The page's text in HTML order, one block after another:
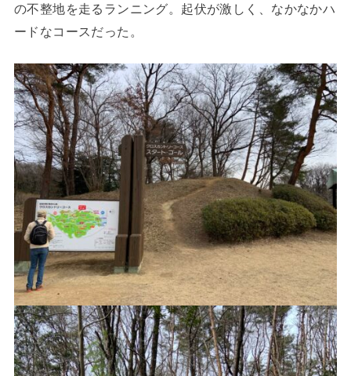
の不整地を走るランニング。起伏が激しく、なかなかハ
ードなコースだった。